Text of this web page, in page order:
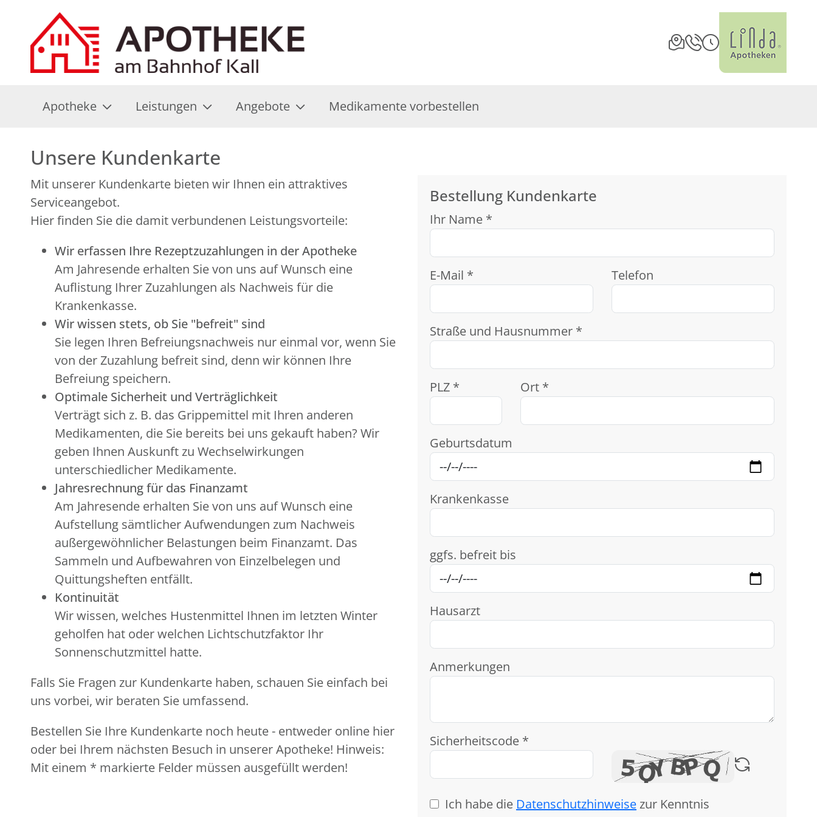
Apotheke Leistungen Angebote Medikamente vorbestellen
Unsere Kundenkarte
Mit unserer Kundenkarte bieten wir Ihnen ein attraktives
Serviceangebot.
Hier finden Sie die damit verbundenen Leistungsvorteile:
Wir erfassen Ihre Rezeptzuzahlungen in der Apotheke
Am Jahresende erhalten Sie von uns auf Wunsch eine
Auflistung Ihrer Zuzahlungen als Nachweis für die
Krankenkasse.
Wir wissen stets, ob Sie "befreit" sind
Sie legen Ihren Befreiungsnachweis nur einmal vor, wenn Sie
von der Zuzahlung befreit sind, denn wir können Ihre
Befreiung speichern.
Optimale Sicherheit und Verträglichkeit
Verträgt sich z. B. das Grippemittel mit Ihren anderen
Medikamenten, die Sie bereits bei uns gekauft haben? Wir
geben Ihnen Auskunft zu Wechselwirkungen
unterschiedlicher Medikamente.
Jahresrechnung für das Finanzamt
Am Jahresende erhalten Sie von uns auf Wunsch eine
Aufstellung sämtlicher Aufwendungen zum Nachweis
außergewöhnlicher Belastungen beim Finanzamt. Das
Sammeln und Aufbewahren von Einzelbelegen und
Quittungsheften entfällt.
Kontinuität
Wir wissen, welches Hustenmittel Ihnen im letzten Winter
geholfen hat oder welchen Lichtschutzfaktor Ihr
Sonnenschutzmittel hatte.
Falls Sie Fragen zur Kundenkarte haben, schauen Sie einfach bei
uns vorbei, wir beraten Sie umfassend.
Bestellen Sie Ihre Kundenkarte noch heute - entweder online hier
oder bei Ihrem nächsten Besuch in unserer Apotheke! Hinweis:
Mit einem * markierte Felder müssen ausgefüllt werden!
Bestellung Kundenkarte
Ihr Name *
E-Mail * Telefon
Straße und Hausnummer *
PLZ * Ort *
Geburtsdatum
Krankenkasse
ggfs. befreit bis
Hausarzt
Anmerkungen
Sicherheitscode *
Ich habe die Datenschutzhinweisezur Kenntnis